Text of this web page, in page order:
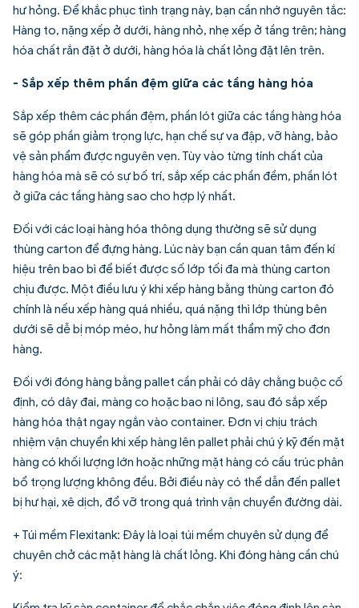
hư hỏng. Để khắc phục tình trạng này, bạn cần nhớ nguyên tắc:
Hàng to, nặng xếp ở dưới, hàng nhỏ, nhẹ xếp ở tầng trên; hàng
hóa chất rắn đặt ở dưới, hàng hóa là chất lỏng đặt lên trên.
- Sắp xếp thêm phần đệm giữa các tầng hàng hóa
Sắp xếp thêm các phần đệm, phần lót giữa các tầng hàng hóa
sẽ góp phần giảm trọng lực, hạn chế sự va đập, vỡ hàng, bảo
vệ sản phẩm được nguyên vẹn. Tùy vào từng tính chất của
hàng hóa mà sẽ có sự bố trí, sắp xếp các phần đềm, phần lót
ở giữa các tầng hàng sao cho hợp lý nhất.
Đối với các loại hàng hóa thông dụng thường sẽ sử dụng
thùng carton để đựng hàng. Lúc này bạn cần quan tâm đến kí
hiệu trên bao bì để biết được số lớp tối đa mà thùng carton
chịu được. Một điều lưu ý khi xếp hàng bằng thùng carton đó
chính là nếu xếp hàng quá nhiều, quá nặng thì lớp thùng bên
dưới sẽ dễ bị móp méo, hư hỏng làm mất thẩm mỹ cho đơn
hàng.
Đối với đóng hàng bằng pallet cần phải có dây chằng buộc cố
định, có dây đai, màng co hoặc bao ni lông, sau đó sắp xếp
hàng hóa thật ngay ngắn vào container. Đơn vị chịu trách
nhiệm vận chuyển khi xếp hàng lên pallet phải chú ý kỹ đến mặt
hàng có khối lượng lớn hoặc những mặt hàng có cấu trúc phân
bổ trọng lượng không đều. Bởi điều này có thể dẫn đến pallet
bị hư hại, xê dịch, đổ vỡ trong quá trình vận chuyển đường dài.
+ Túi mềm Flexitank: Đây là loại túi mềm chuyên sử dụng để
chuyên chở các mặt hàng là chất lỏng. Khi đóng hàng cần chú
ý: